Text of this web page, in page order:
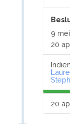
9
20
20